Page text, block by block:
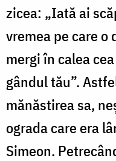
zicea: „Iată ai
vremea pe care
mergi în calea
gândul tău”.
mănăstirea sa,
ograda care era
Simeon.